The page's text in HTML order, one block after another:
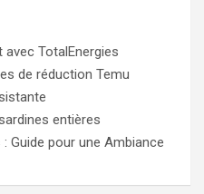
TotalEnergies
de réduction Temu
entières
Guide pour une Ambiance